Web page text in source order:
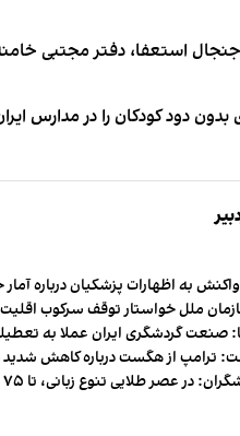
استعفا، دفتر مجتبی
بدون دود کودکان را در مدارس
به اظهارات پزشکیان درباره آمار
ملل خواستار توقف سرکوب
صنعت گردشگری ایران عملا به
ترامپ از هگست درباره کاهش
طلایی تنوع زبانی، تا ۷۵ هزار زبان در جهان وجود داشت